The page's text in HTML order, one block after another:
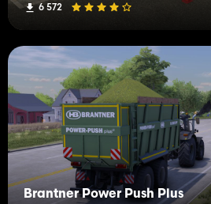
6 572
Brantner Power Push Plus